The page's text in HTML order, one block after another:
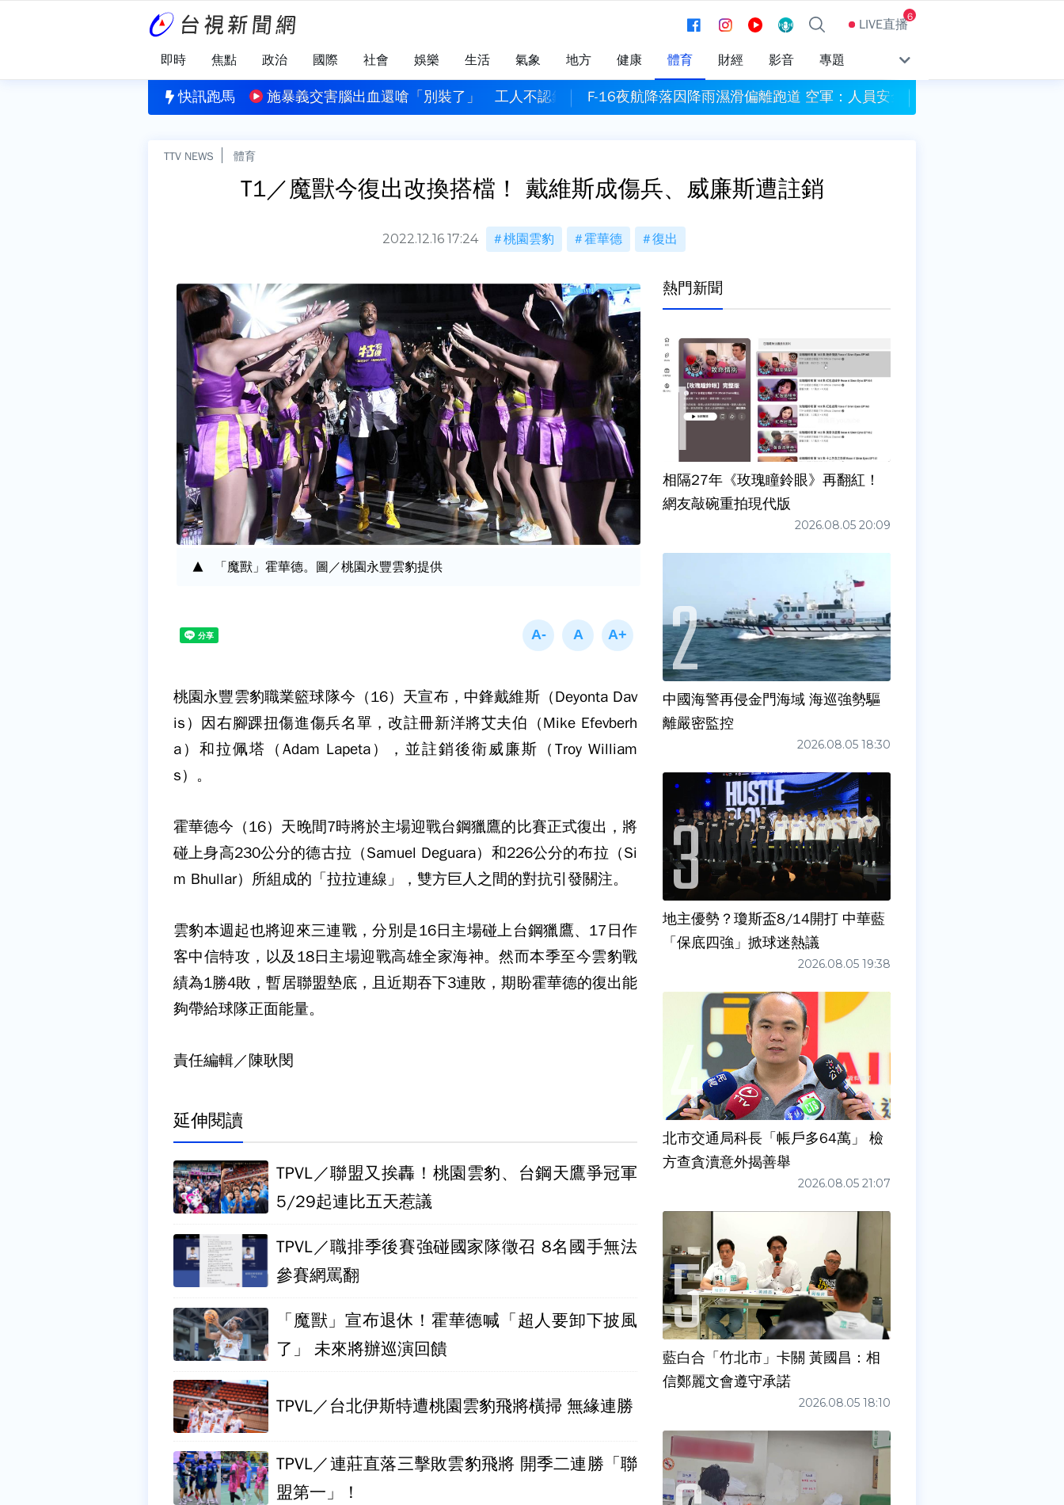
LIVE直播6
即時 焦點 政治 國際 社會 娛樂 生活 氣象 地方 健康 體育 財經 影音 專題
快訊跑馬
長「帳戶多64萬」 檢方查貪瀆意外揭善舉施暴義交害腦出血還嗆「別裝了」 工人不認錯重判10年4月F-16夜航降落因降雨濕滑偏離跑道 空軍：人員安全
TTV NEWS 體育
T1／魔獸今復出改換搭檔！ 戴維斯成傷兵、威廉斯遭註銷
2022.12.16 17:24 桃園雲豹 霍華德 復出
「魔獸」霍華德。圖／桃園永豐雲豹提供
桃園永豐雲豹職業籃球隊今（16）天宣布，中鋒戴維斯（Deyonta Dav
is）因右腳踝扭傷進傷兵名單，改註冊新洋將艾夫伯（Mike Efevberh
a）和拉佩塔（Adam Lapeta），並註銷後衛威廉斯（Troy William
s）。
霍華德今（16）天晚間7時將於主場迎戰台鋼獵鷹的比賽正式復出，將
碰上身高230公分的德古拉（Samuel Deguara）和226公分的布拉（Si
m Bhullar）所組成的「拉拉連線」，雙方巨人之間的對抗引發關注。
雲豹本週起也將迎來三連戰，分別是16日主場碰上台鋼獵鷹、17日作
客中信特攻，以及18日主場迎戰高雄全家海神。然而本季至今雲豹戰
績為1勝4敗，暫居聯盟墊底，且近期吞下3連敗，期盼霍華德的復出能
夠帶給球隊正面能量。
責任編輯／陳耿閔
延伸閱讀
TPVL／聯盟又挨轟！桃園雲豹、台鋼天鷹爭冠軍
5/29起連比五天惹議
TPVL／職排季後賽強碰國家隊徵召 8名國手無法
參賽網罵翻
「魔獸」宣布退休！霍華德喊「超人要卸下披風
了」 未來將辦巡演回饋
TPVL／台北伊斯特遭桃園雲豹飛將橫掃 無緣連勝
TPVL／連莊直落三擊敗雲豹飛將 開季二連勝「聯
盟第一」！
熱門新聞
相隔27年《玫瑰瞳鈴眼》再翻紅！
網友敲碗重拍現代版
2026.08.05 20:09
中國海警再侵金門海域 海巡強勢驅
離嚴密監控
2026.08.05 18:30
地主優勢？瓊斯盃8/14開打 中華藍
「保底四強」掀球迷熱議
2026.08.05 19:38
北市交通局科長「帳戶多64萬」 檢
方查貪瀆意外揭善舉
2026.08.05 21:07
藍白合「竹北市」卡關 黃國昌：相
信鄭麗文會遵守承諾
2026.08.05 18:10